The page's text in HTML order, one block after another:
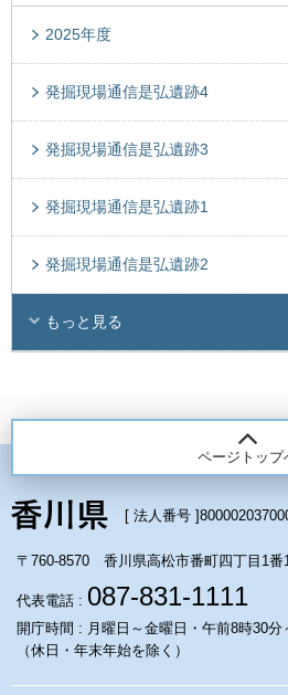
2025年度
発掘現場通信是弘遺跡4
発掘現場通信是弘遺跡3
発掘現場通信是弘遺跡1
発掘現場通信是弘遺跡2
もっと見る
ページトップ
[ 法人番号 ]
〒760-8570 香川県高松市番町四丁目1番
代表電話 : 087-831-1111
開庁時間 : 月曜日～金曜日・午前8時30分
（休日・年末年始を除く）